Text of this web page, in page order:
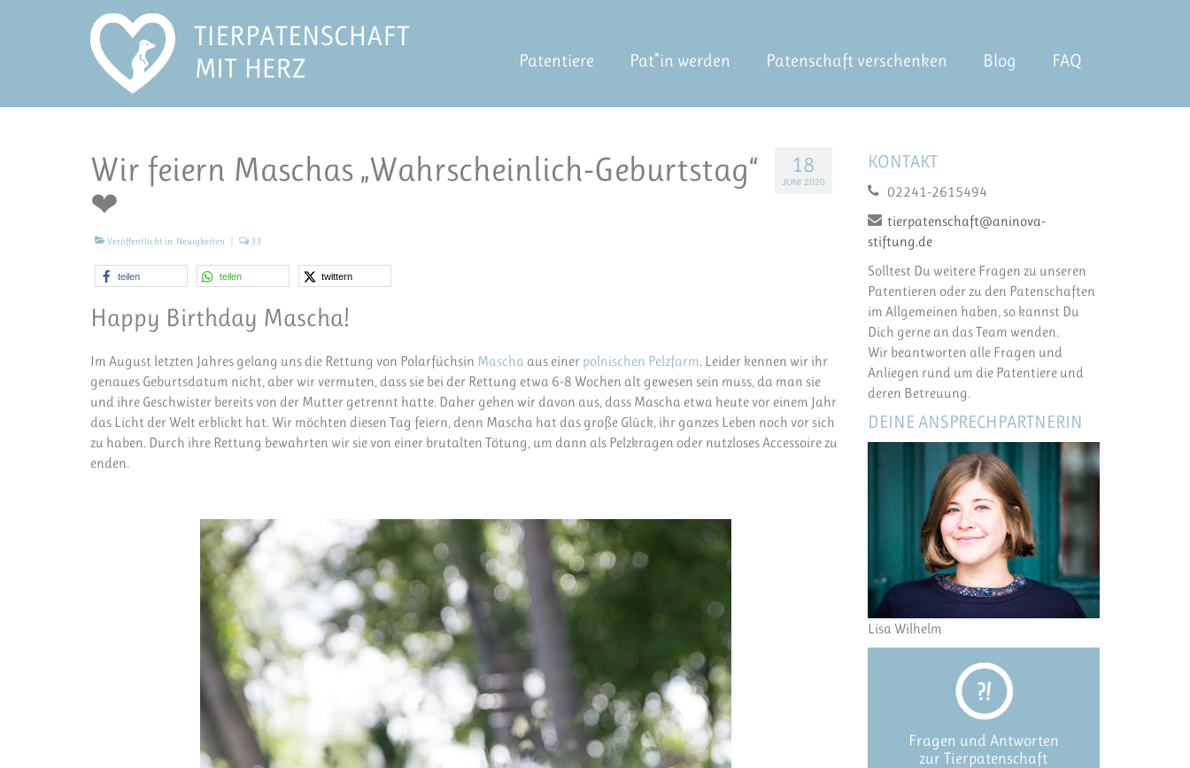
Patentiere Pat*in werden Patenschaft verschenken Blog FAQ
18
JUNI 2020
Wir feiern Maschas „Wahrscheinlich-Geburtstag“
❤
Veröffentlicht in: Neuigkeiten 33
teilen teilen twittern
Happy Birthday Mascha!
Im August letzten Jahres gelang uns die Rettung von Polarfüchsin Mascha aus einer polnischen Pelzfarm. Leider kennen wir ihr
genaues Geburtsdatum nicht, aber wir vermuten, dass sie bei der Rettung etwa 6-8 Wochen alt gewesen sein muss, da man sie
und ihre Geschwister bereits von der Mutter getrennt hatte. Daher gehen wir davon aus, dass Mascha etwa heute vor einem Jahr
das Licht der Welt erblickt hat. Wir möchten diesen Tag feiern, denn Mascha hat das große Glück, ihr ganzes Leben noch vor sich
zu haben. Durch ihre Rettung bewahrten wir sie von einer brutalten Tötung, um dann als Pelzkragen oder nutzloses Accessoire zu
enden.
KONTAKT
02241-2615494
tierpatenschaft@aninova-
stiftung.de
Solltest Du weitere Fragen zu unseren
Patentieren oder zu den Patenschaften
im Allgemeinen haben, so kannst Du
Dich gerne an das Team wenden.
Wir beantworten alle Fragen und
Anliegen rund um die Patentiere und
deren Betreuung.
DEINE ANSPRECHPARTNERIN
Lisa Wilhelm
Fragen und Antworten
zur Tierpatenschaft